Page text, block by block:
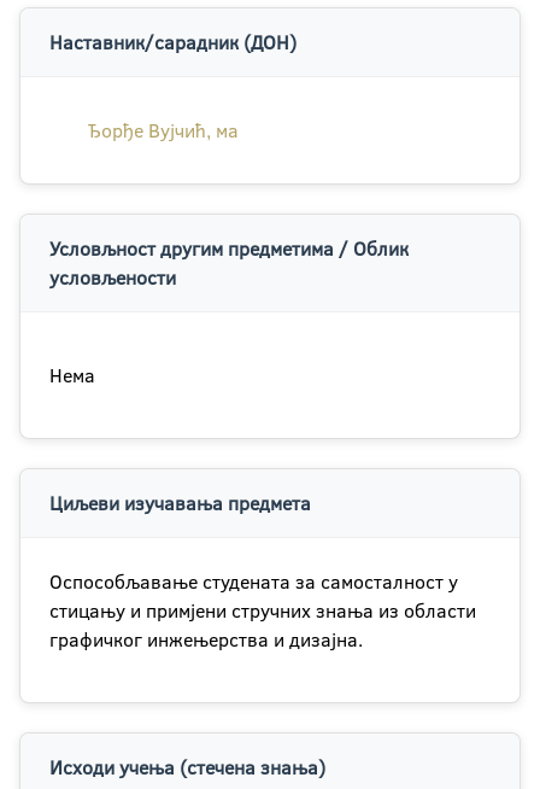
Наставник/сарадник (ДОН)
Ђорђе Вујчић, ма
Условљност другим предметима / Облик
условљености
Нема
Циљеви изучавања предмета
Оспособљавање студената за самосталност у
стицању и примјени стручних знања из области
графичког инжењерства и дизајна.
Исходи учења (стечена знања)